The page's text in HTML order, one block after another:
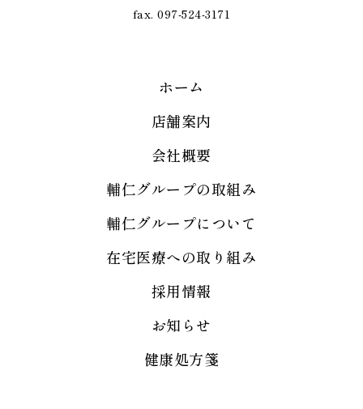
fax. 097-524-3171
ホーム
店舗案内
会社概要
輔仁グループの取組み
輔仁グループについて
在宅医療への取り組み
採用情報
お知らせ
健康処方箋